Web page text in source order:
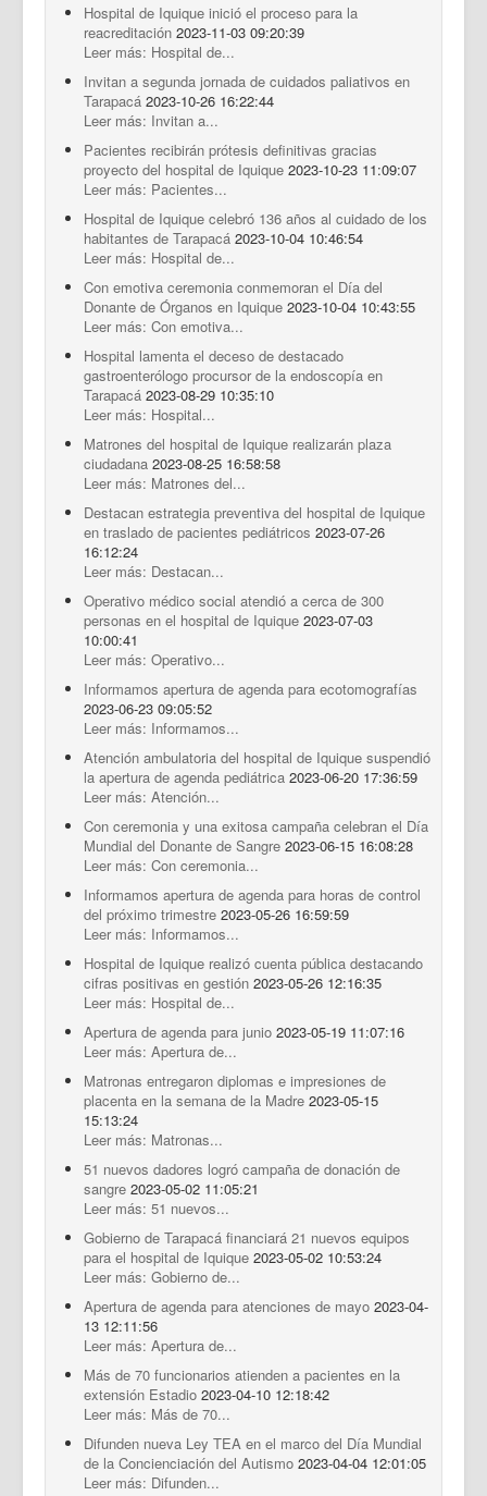
Hospital de Iquique inició el proceso para la
reacreditación 2023-11-03 09:20:39
Leer más: Hospital de...
Invitan a segunda jornada de cuidados paliativos en
Tarapacá 2023-10-26 16:22:44
Leer más: Invitan a...
Pacientes recibirán prótesis definitivas gracias
proyecto del hospital de Iquique 2023-10-23 11:09:07
Leer más: Pacientes...
Hospital de Iquique celebró 136 años al cuidado de los
habitantes de Tarapacá 2023-10-04 10:46:54
Leer más: Hospital de...
Con emotiva ceremonia conmemoran el Día del
Donante de Órganos en Iquique 2023-10-04 10:43:55
Leer más: Con emotiva...
Hospital lamenta el deceso de destacado
gastroenterólogo procursor de la endoscopía en
Tarapacá 2023-08-29 10:35:10
Leer más: Hospital...
Matrones del hospital de Iquique realizarán plaza
ciudadana 2023-08-25 16:58:58
Leer más: Matrones del...
Destacan estrategia preventiva del hospital de Iquique
en traslado de pacientes pediátricos 2023-07-26
16:12:24
Leer más: Destacan...
Operativo médico social atendió a cerca de 300
personas en el hospital de Iquique 2023-07-03
10:00:41
Leer más: Operativo...
Informamos apertura de agenda para ecotomografías
2023-06-23 09:05:52
Leer más: Informamos...
Atención ambulatoria del hospital de Iquique suspendió
la apertura de agenda pediátrica 2023-06-20 17:36:59
Leer más: Atención...
Con ceremonia y una exitosa campaña celebran el Día
Mundial del Donante de Sangre 2023-06-15 16:08:28
Leer más: Con ceremonia...
Informamos apertura de agenda para horas de control
del próximo trimestre 2023-05-26 16:59:59
Leer más: Informamos...
Hospital de Iquique realizó cuenta pública destacando
cifras positivas en gestión 2023-05-26 12:16:35
Leer más: Hospital de...
Apertura de agenda para junio 2023-05-19 11:07:16
Leer más: Apertura de...
Matronas entregaron diplomas e impresiones de
placenta en la semana de la Madre 2023-05-15
15:13:24
Leer más: Matronas...
51 nuevos dadores logró campaña de donación de
sangre 2023-05-02 11:05:21
Leer más: 51 nuevos...
Gobierno de Tarapacá financiará 21 nuevos equipos
para el hospital de Iquique 2023-05-02 10:53:24
Leer más: Gobierno de...
Apertura de agenda para atenciones de mayo 2023-04-
13 12:11:56
Leer más: Apertura de...
Más de 70 funcionarios atienden a pacientes en la
extensión Estadio 2023-04-10 12:18:42
Leer más: Más de 70...
Difunden nueva Ley TEA en el marco del Día Mundial
de la Concienciación del Autismo 2023-04-04 12:01:05
Leer más: Difunden...